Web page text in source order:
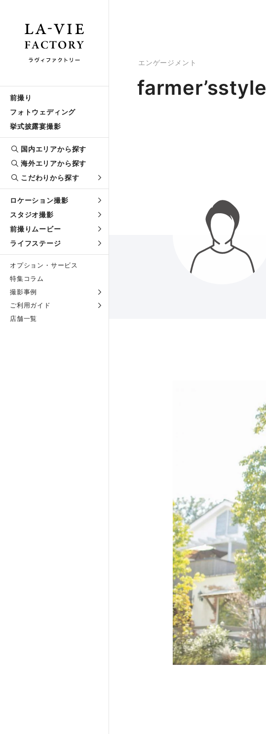
前撮り
フォトウェディング
挙式披露宴撮影
国内エリアから探す
海外エリアから探す
こだわりから探す
ロケーション撮影
スタジオ撮影
前撮りムービー
ライフステージ
オプション・サービス
特集コラム
撮影事例
ご利用ガイド
店舗一覧
エンゲージメント
farmer’sstyle